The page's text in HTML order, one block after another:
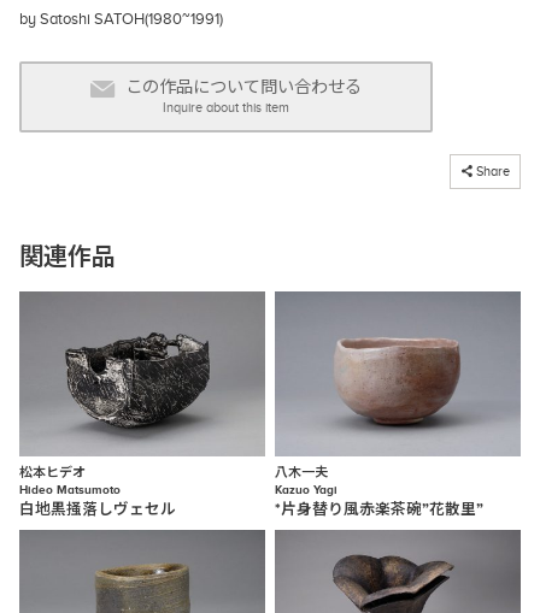
by Satoshi SATOH(1980~1991)
この作品について問い合わせる
Inquire about this item
Share
コピーしました
関連作品
松本ヒデオ
Hideo Matsumoto
白地黒掻落しヴェセル
八木一夫
Kazuo Yagi
*片身替り風赤楽茶碗”花散里”